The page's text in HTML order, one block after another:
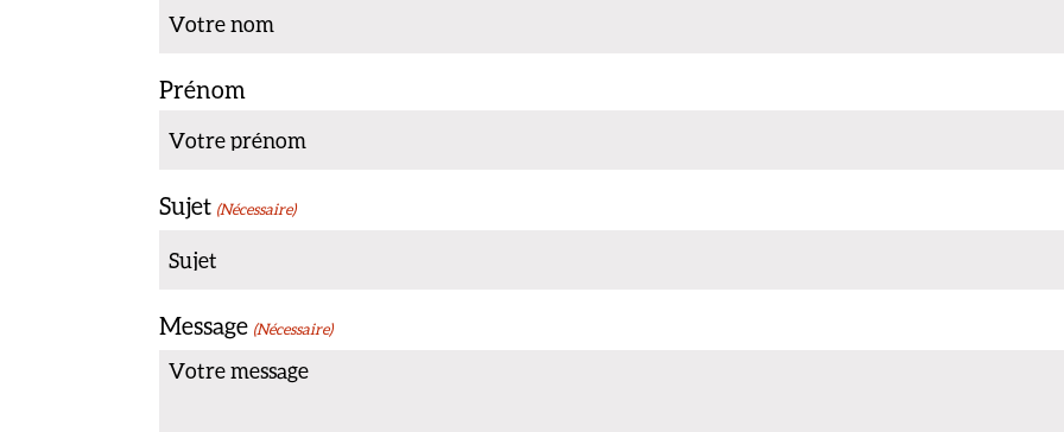
Prénom
Sujet (Nécessaire)
Message (Nécessaire)